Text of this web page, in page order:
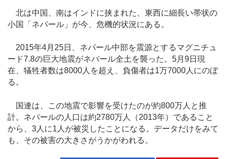
北は中国、南はインドに挟まれた、東西に細長い帯状の
小国「ネパール」が今、危機的状況にある。
2015年4月25日、ネパール中部を震源とするマグニチュ
ード7.8の巨大地震がネパール全土を襲った。5月9日現
在、犠牲者数は8000人を超え、負傷者は1万7000人にのぼ
る。
国連は、この地震で影響を受けたのが約800万人と推
計。ネパールの人口は約2780万人（2013年）であること
から、3人に1人が被災したことになる。データだけをみて
も、その被害の大きさがうかがわれる。